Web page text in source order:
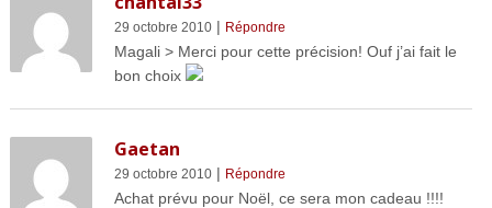
29 octobre 2010| Répondre
Magali > Merci pour cette précision! Ouf j’ai fait le
bon choix
Gaetan
29 octobre 2010| Répondre
Achat prévu pour Noël, ce sera mon cadeau !!!!